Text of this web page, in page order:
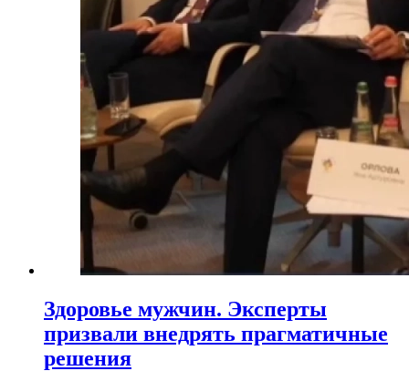
Здоровье мужчин. Эксперты
призвали внедрять прагматичные
решения